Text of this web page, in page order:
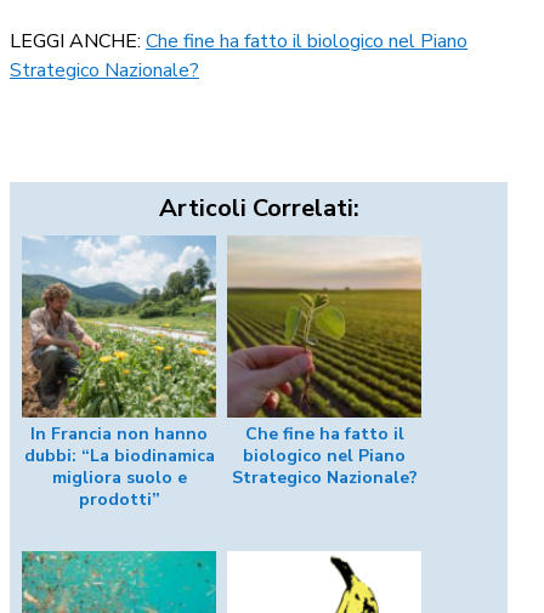
LEGGI ANCHE: Che fine ha fatto il biologico nel Piano
Strategico Nazionale?
Articoli Correlati:
In Francia non hanno
dubbi: “La biodinamica
migliora suolo e
prodotti”
Che fine ha fatto il
biologico nel Piano
Strategico Nazionale?